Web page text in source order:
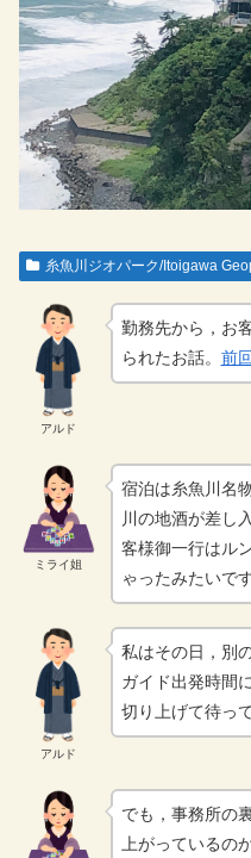
糸魚川ジオパーク/Itoigawa
アルド
勤務先から，お
られたお話。 前回
ミライ姐
宿泊は糸魚川名
川の地酒が差し
客様御一行はル
ゃったみたいです
アルド
私はその日，別
ガイド出発時間
切り上げて待っ
でも，事務所の
上がっているの